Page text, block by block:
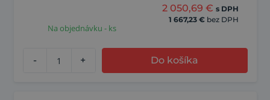
2 050,69 € s DPH
1 667,23 € bez DPH
Na objednávku - ks
- + Do košíka